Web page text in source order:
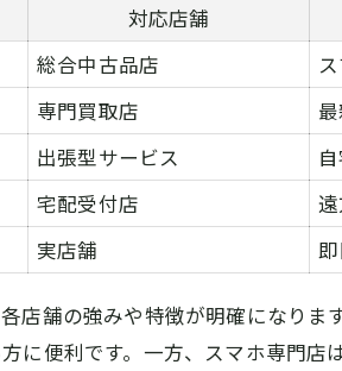
対応店舗
総合中古品店
専門買取店
出張型サービス
宅配受付店
実店舗
店舗の強みや特徴が明確になり
に便利です。一方、スマホ専門店